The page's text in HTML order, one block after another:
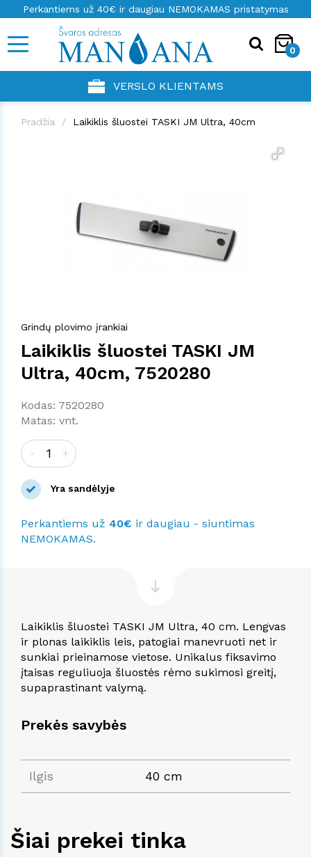
Perkantiems už 40€ ir daugiau NEMOKAMAS pristatymas
0
VERSLO KLIENTAMS
Pradžia Laikiklis šluostei TASKI JM Ultra, 40cm
Grindų plovimo įrankiai
Laikiklis šluostei TASKI JM
Ultra, 40cm, 7520280
Kodas: 7520280
Matas: vnt.
- +
Yra sandėlyje
Perkantiems už 40€ ir daugiau - siuntimas
NEMOKAMAS.
Prekės savybės
Ilgis 40 cm
Laikiklis šluostei TASKI JM Ultra, 40 cm. Lengvas
ir plonas laikiklis leis, patogiai manevruoti net ir
sunkiai prieinamose vietose. Unikalus fiksavimo
įtaisas reguliuoja šluostės rėmo sukimosi greitį,
supaprastinant valymą.
Šiai prekei tinka